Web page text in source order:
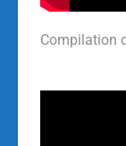
Compilation